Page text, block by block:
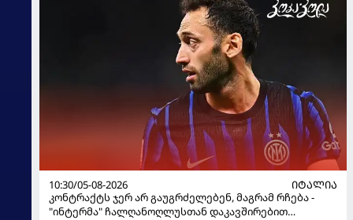
10:30/05-08-2026
ᲘᲢᲐᲚᲘᲐ
კონტრაქტს ჯერ არ გაუგრძელებენ, მაგრამ რჩება -
"ინტერმა" ჩალღანოღლუსთან დაკავშირებით